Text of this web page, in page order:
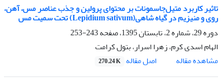
تاثیر کاربرد متیل‌جاسمونات بر محتوای پرولین و جذب عناصر مس، آهن،
روی و منیزیم در گیاه شاهی(Lepidium sativum) تحت سمیت مس
دوره 29، شماره 2، تابستان 1395، صفحه
243-253
الهام اسدی کرم، زهرا اسرار، بتول کرامت
مشاهده مقاله
اصل مقاله 270.24 K